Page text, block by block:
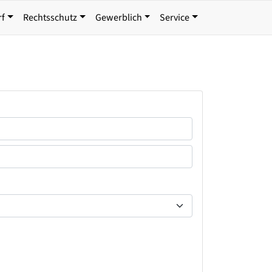
Rechtsschutz Gewerblich Service